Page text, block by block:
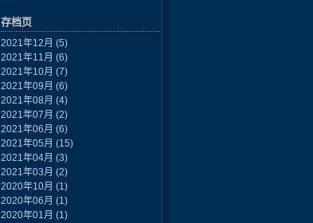
存档页
2021年12月 (5)
2021年11月 (6)
2021年10月 (7)
2021年09月 (6)
2021年08月 (4)
2021年07月 (2)
2021年06月 (6)
2021年05月 (15)
2021年04月 (3)
2021年03月 (2)
2020年10月 (1)
2020年06月 (1)
2020年01月 (1)